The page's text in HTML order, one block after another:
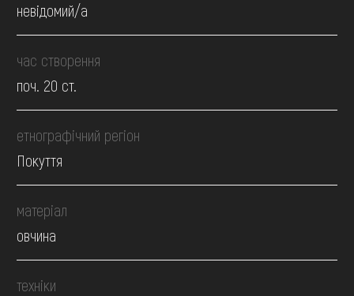
невідомий/а
час створення
поч. 20 ст.
етнографічний регіон
Покуття
матеріал
овчина
техніки